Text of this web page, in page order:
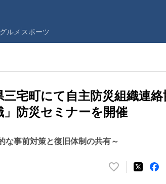
グルメ スポーツ
宅町にて自主防災組織連絡
防災セミナーを開催
な事前対策と復旧体制の共有～
い